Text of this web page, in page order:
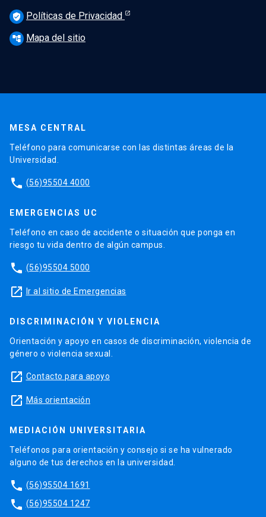
verified_user Políticas de Privacidad
account_tree Mapa del sitio
MESA CENTRAL
Teléfono para comunicarse con las distintas áreas de la
Universidad.
phone (56)95504 4000
EMERGENCIAS UC
Teléfono en caso de accidente o situación que ponga en
riesgo tu vida dentro de algún campus.
phone (56)95504 5000
launch Ir al sitio de Emergencias
DISCRIMINACIÓN Y VIOLENCIA
Orientación y apoyo en casos de discriminación, violencia de
género o violencia sexual.
launch Contacto para apoyo
launch Más orientación
MEDIACIÓN UNIVERSITARIA
Teléfonos para orientación y consejo si se ha vulnerado
alguno de tus derechos en la universidad.
phone (56)95504 1691
phone (56)95504 1247